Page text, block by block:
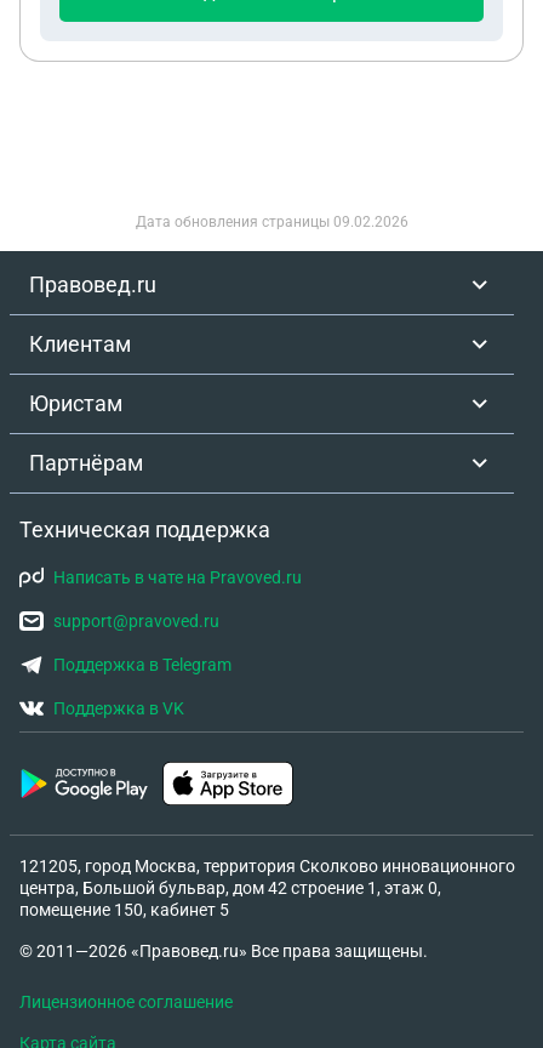
получить рекомендации по дальнейшим
Дата обновления страницы 09.02.2026
Правовед.ru
Клиентам
Юристам
Партнёрам
Техническая поддержка
Написать в чате на Pravoved.ru
support@pravoved.ru
Поддержка в Telegram
Поддержка в VK
121205, город Москва, территория Сколково инновационного
центра, Большой бульвар, дом 42 строение 1, этаж 0,
помещение 150, кабинет 5
© 2011—2026 «Правовед.ru» Все права защищены.
Лицензионное соглашение
Карта сайта